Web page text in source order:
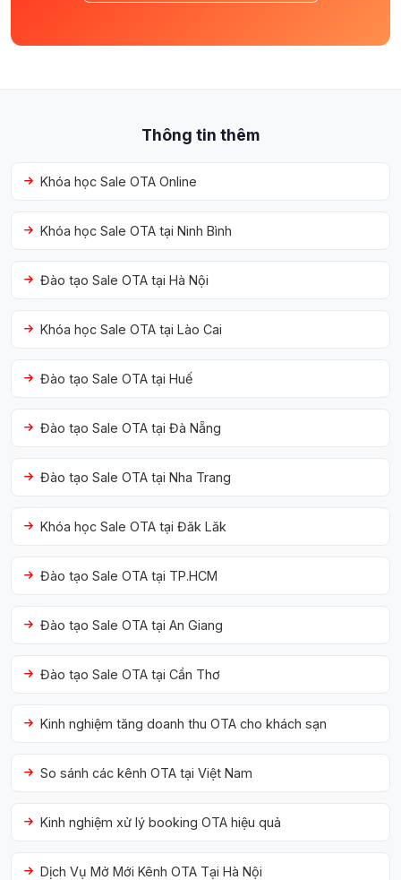
Thông tin thêm
Khóa học Sale OTA Online
Khóa học Sale OTA tại Ninh Bình
Đào tạo Sale OTA tại Hà Nội
Khóa học Sale OTA tại Lào Cai
Đào tạo Sale OTA tại Huế
Đào tạo Sale OTA tại Đà Nẵng
Đào tạo Sale OTA tại Nha Trang
Khóa học Sale OTA tại Đăk Lăk
Đào tạo Sale OTA tại TP.HCM
Đào tạo Sale OTA tại An Giang
Đào tạo Sale OTA tại Cần Thơ
Kinh nghiệm tăng doanh thu OTA cho khách sạn
So sánh các kênh OTA tại Việt Nam
Kinh nghiệm xử lý booking OTA hiệu quả
Dịch Vụ Mở Mới Kênh OTA Tại Hà Nội